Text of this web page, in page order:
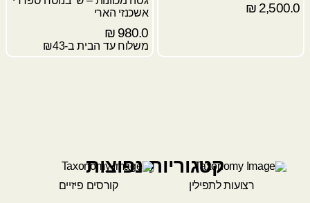
2,500.0
₪
אשכנזי הארי
980.0
₪
משלוח עד הבית ב-₪43
קטגוריות נפוצות
רצועות לתפילין קורסים פיזיים